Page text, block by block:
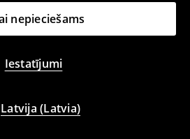
nepieciešams
Iestatījumi
Latvija (Latvia)